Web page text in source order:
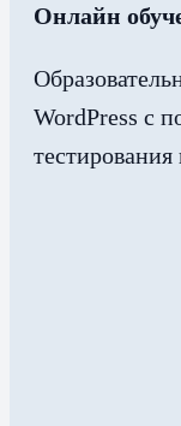
Онлайн
WordPress с